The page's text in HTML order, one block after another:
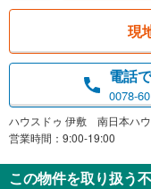
現
電話
0078-
ハウスドゥ 伊敷 南日本ハ
営業時間：9:00-19:00
この物件を取り扱う